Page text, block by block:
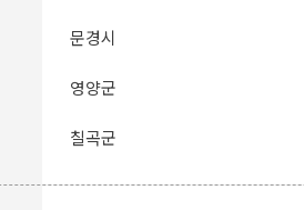
문경시
영양군
칠곡군